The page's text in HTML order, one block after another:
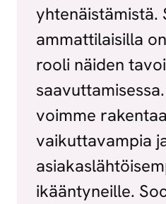
yhtenäistämistä.
ammattilaisilla
rooli näiden
voimme rakentaa
vaikuttavampia
ikääntyneille.